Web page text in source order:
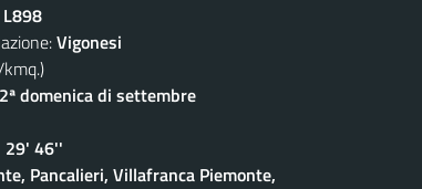
L898
Vigonesi
domenica di settembre
29' 46''
Pancalieri, Villafranca Piemonte,